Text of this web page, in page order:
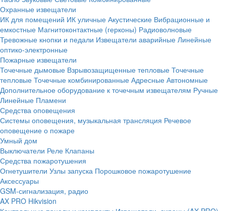
Охранные извещатели
ИК для помещений ИК уличные Акустические Вибрационные и
емкостные Магнитоконтактные (герконы) Радиоволновые
Тревожные кнопки и педали Извещатели аварийные Линейные
оптико-электронные
Пожарные извещатели
Точечные дымовые Взрывозащищенные тепловые Точечные
тепловые Точечные комбинированные Адресные Автономные
Дополнительное оборудование к точечным извещателям Ручные
Линейные Пламени
Средства оповещения
Системы оповещения, музыкальная трансляция Речевое
оповещение о пожаре
Умный дом
Выключатели Реле Клапаны
Средства пожаротушения
Огнетушители Узлы запуска Порошковое пожаротушение
Аксессуары
GSM-сигнализация, радио
AX PRO Hikvision